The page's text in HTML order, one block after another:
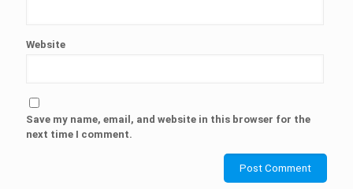
Website
Save my name, email, and website in this browser for the
next time I comment.